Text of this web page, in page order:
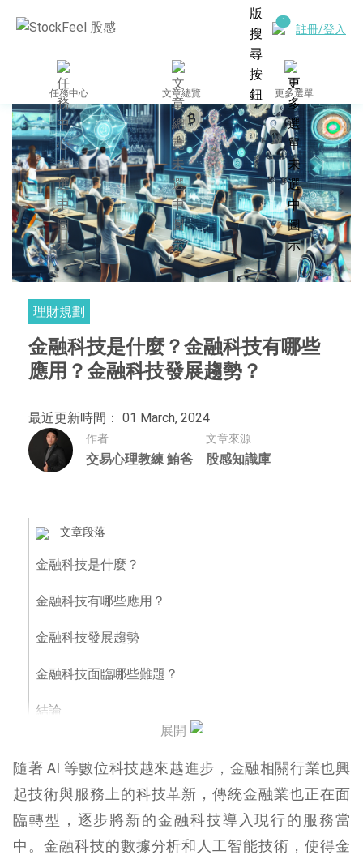
註冊/登入
任務中心 文章總覽 更多選單
理財規劃
金融科技是什麼？金融科技有哪些
應用？金融科技發展趨勢？
最近更新時間： 01 March, 2024
作者
交易心理教練 鮪爸
文章來源
股感知識庫
文章段落
金融科技是什麼？
金融科技有哪些應用？
金融科技發展趨勢
金融科技面臨哪些難題？
結論
展開
隨著 AI 等數位科技越來越進步，金融相關行業也興
起技術與服務上的科技革新，傳統金融業也正在面
臨轉型，逐步將新的金融科技導入現行的服務當
中。 金融科技的數據分析和人工智能技術，使得金